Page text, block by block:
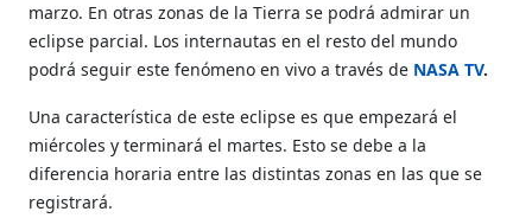
marzo. En otras zonas de la Tierra se podrá admirar un
eclipse parcial. Los internautas en el resto del mundo
podrá seguir este fenómeno en vivo a través de NASA TV.
Una característica de este eclipse es que empezará el
miércoles y terminará el martes. Esto se debe a la
diferencia horaria entre las distintas zonas en las que se
registrará.